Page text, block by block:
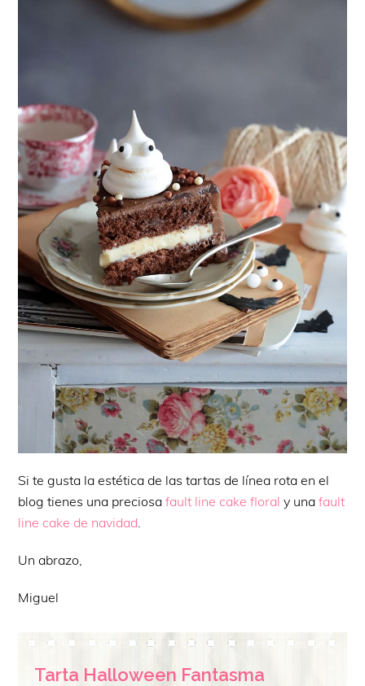
Si te gusta la estética de las tartas de línea rota en el
blog tienes una preciosafault line cake floraly unafault
line cake de navidad
Un abrazo,
Miguel
Tarta Halloween Fantasma